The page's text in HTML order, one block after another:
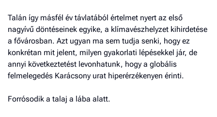
Talán így másfél év távlatából értelmet nyert az első
nagyívű döntéseinek egyike, a klímavészhelyzet kihirdetése
a fővárosban. Azt ugyan ma sem tudja senki, hogy ez
konkrétan mit jelent, milyen gyakorlati lépésekkel jár, de
annyi következtetést levonhatunk, hogy a globális
felmelegedés Karácsony urat hiperérzékenyen érinti.
Forrósodik a talaj a lába alatt.